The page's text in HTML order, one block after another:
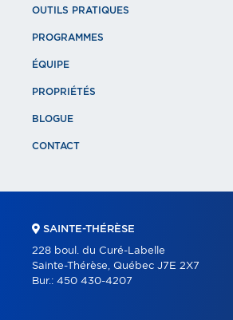
OUTILS PRATIQUES
PROGRAMMES
ÉQUIPE
PROPRIÉTÉS
BLOGUE
CONTACT
SAINTE-THÉRÈSE
228 boul. du Curé-Labelle
Sainte-Thérèse, Québec J7E 2X7
Bur.: 450 430-4207